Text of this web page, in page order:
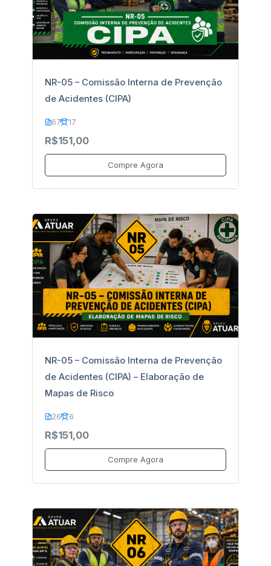
NR-05 – Comissão Interna de Prevenção
de Acidentes (CIPA)
67 17
R$151,00
Compre Agora
NR-05 – Comissão Interna de Prevenção
de Acidentes (CIPA) – Elaboração de
Mapas de Risco
26 6
R$151,00
Compre Agora